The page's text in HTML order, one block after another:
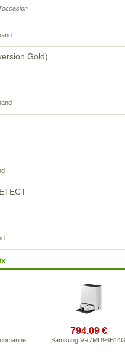
Gold)
794,09 €
Samsung VR7MD96B14G